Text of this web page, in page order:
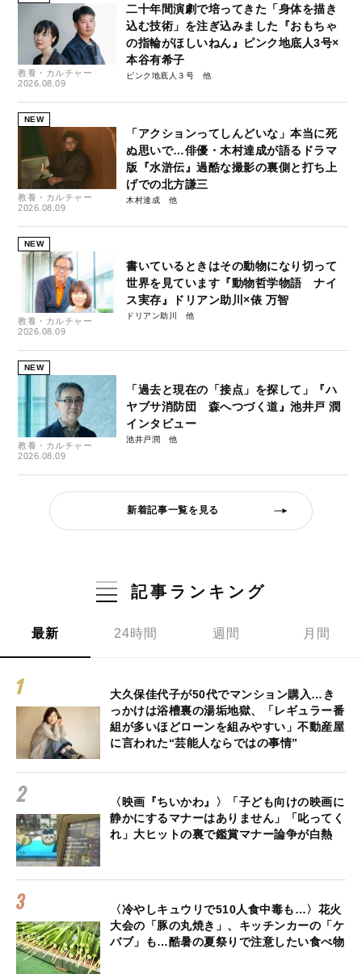
教養・カルチャー
2026.08.09
二十年間演劇で培ってきた「身体を描き
込む技術」を注ぎ込みました『おもちゃ
の指輪がほしいねん』ピンク地底人3号×
本谷有希子
ピンク地底人３号
NEW
教養・カルチャー
2026.08.09
「アクションってしんどいな」本当に死
ぬ思いで…俳優・木村達成が語るドラマ
版『水滸伝』過酷な撮影の裏側と打ち上
げでの北方謙三
木村達成
NEW
教養・カルチャー
2026.08.09
書いているときはその動物になり切って
世界を見ています『動物哲学物語 ナイ
ス実存』ドリアン助川×俵 万智
ドリアン助川
NEW
教養・カルチャー
2026.08.09
「過去と現在の「接点」を探して」『ハ
ヤブサ消防団 森へつづく道』池井戸 潤
インタビュー
池井戸潤
新着記事一覧を見る
記事ランキング
最新 24時間 週間 月間
大久保佳代子が50代でマンション購入…き
っかけは浴槽裏の湯垢地獄、「レギュラー番
組が多いほどローンを組みやすい」不動産屋
に言われた“芸能人ならではの事情”
〈映画『ちいかわ』〉「子ども向けの映画に
静かにするマナーはありません」「叱ってく
れ」大ヒットの裏で鑑賞マナー論争が白熱
〈冷やしキュウリで510人食中毒も…〉花火
大会の「豚の丸焼き」、キッチンカーの「ケ
バブ」も…酷暑の夏祭りで注意したい食べ物